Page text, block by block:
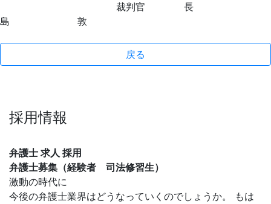
裁判官 長
島 敦
戻る
採用情報
弁護士 求人 採用
弁護士募集（経験者 司法修習生）
激動の時代に
今後の弁護士業界はどうなっていくのでしょうか。 もは